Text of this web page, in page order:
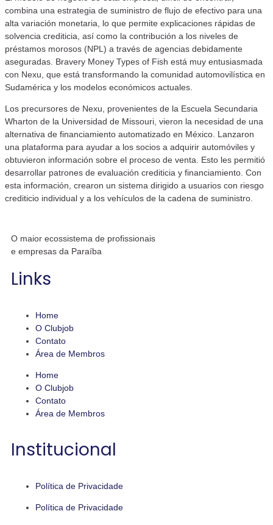
combina una estrategia de suministro de flujo de efectivo para una
alta variación monetaria, lo que permite explicaciones rápidas de
solvencia crediticia, así como la contribución a los niveles de
préstamos morosos (NPL) a través de agencias debidamente
aseguradas. Bravery Money Types of Fish está muy entusiasmada
con Nexu, que está transformando la comunidad automovilística en
Sudamérica y los modelos económicos actuales.
Los precursores de Nexu, provenientes de la Escuela Secundaria
Wharton de la Universidad de Missouri, vieron la necesidad de una
alternativa de financiamiento automatizado en México. Lanzaron
una plataforma para ayudar a los socios a adquirir automóviles y
obtuvieron información sobre el proceso de venta. Esto les permitió
desarrollar patrones de evaluación crediticia y financiamiento. Con
esta información, crearon un sistema dirigido a usuarios con riesgo
crediticio individual y a los vehículos de la cadena de suministro.
O maior ecossistema de profissionais
e empresas da Paraíba
Links
Home
O Clubjob
Contato
Área de Membros
Home
O Clubjob
Contato
Área de Membros
Institucional
Política de Privacidade
Política de Privacidade